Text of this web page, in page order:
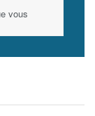
vous